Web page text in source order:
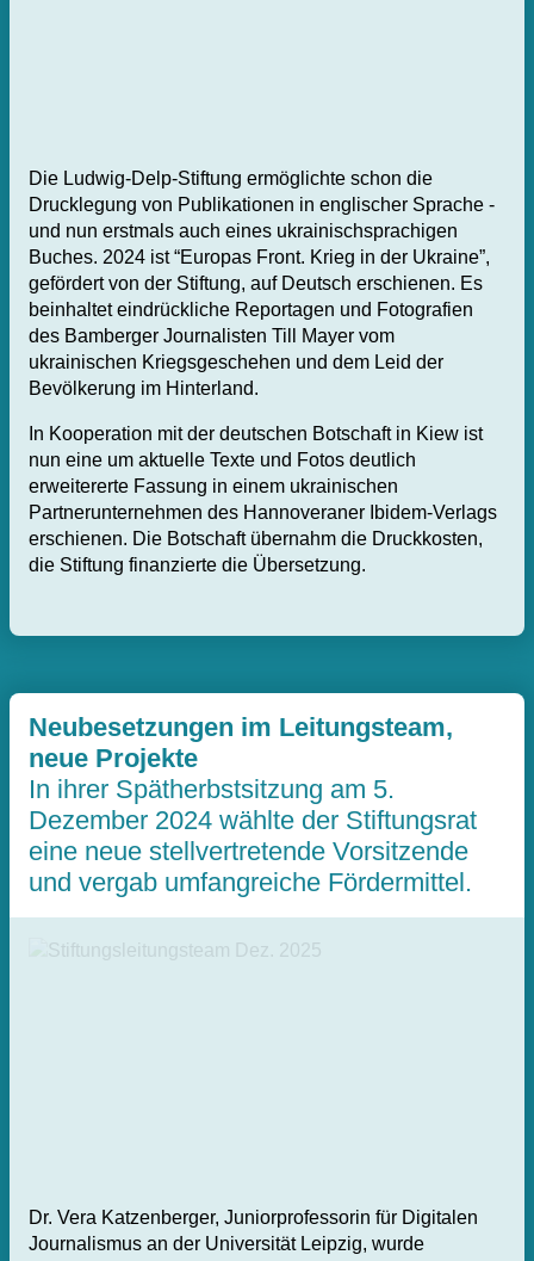
Die Ludwig-Delp-Stiftung ermöglichte schon die
Drucklegung von Publikationen in englischer Sprache -
und nun erstmals auch eines ukrainischsprachigen
Buches. 2024 ist “Europas Front. Krieg in der Ukraine”,
gefördert von der Stiftung, auf Deutsch erschienen. Es
beinhaltet eindrückliche Reportagen und Fotografien
des Bamberger Journalisten Till Mayer vom
ukrainischen Kriegsgeschehen und dem Leid der
Bevölkerung im Hinterland.
In Kooperation mit der deutschen Botschaft in Kiew ist
nun eine um aktuelle Texte und Fotos deutlich
erweitererte Fassung in einem ukrainischen
Partnerunternehmen des Hannoveraner Ibidem-Verlags
erschienen. Die Botschaft übernahm die Druckkosten,
die Stiftung finanzierte die Übersetzung.
Neubesetzungen im Leitungsteam,
neue Projekte
In ihrer Spätherbstsitzung am 5.
Dezember 2024 wählte der Stiftungsrat
eine neue stellvertretende Vorsitzende
und vergab umfangreiche Fördermittel.
Dr. Vera Katzenberger, Juniorprofessorin für Digitalen
Journalismus an der Universität Leipzig, wurde